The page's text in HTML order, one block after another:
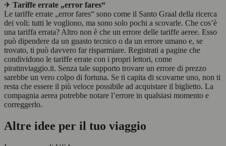
✈ Tariffe errate „error fares“
Le tariffe errate „error fares“ sono come il Santo Graal della ricerca
dei voli: tutti le vogliono, ma sono solo pochi a scovarle. Che cos’è
una tariffa errata? Altro non è che un errore delle tariffe aeree. Esso
può dipendere da un guasto tecnico o da un errore umano e, se
trovato, ti può davvero far risparmiare. Registrati a pagine che
condividono le tariffe errate con i propri lettori, come
piratinviaggio.it. Senza tale supporto trovare un errore di prezzo
sarebbe un vero colpo di fortuna. Se ti capita di scovarne uno, non ti
resta che essere il più veloce possibile ad acquistare il biglietto. La
compagnia aerea potrebbe notare l’errore in qualsiasi momento e
correggerlo.
Altre idee per il tuo viaggio